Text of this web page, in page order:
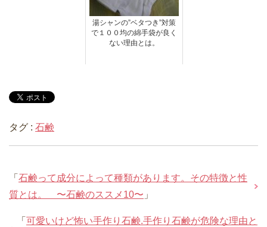
湯シャンの”ベタつき”対策
で１００均の綿手袋が良く
ない理由とは。
タグ : 石鹸
「 石鹸って成分によって種類があります。その特徴と性
質とは。 〜石鹸のススメ10〜 」
「 可愛いけど怖い手作り石鹸.手作り石鹸が危険な理由と